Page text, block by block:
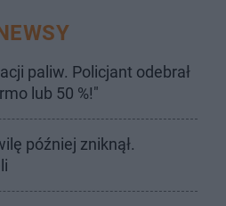
paliw. Policjant odebrał
lub 50 %!"
później zniknął.